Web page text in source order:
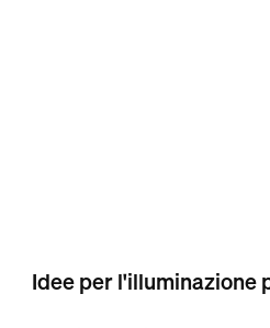
Idee per l'illuminazione